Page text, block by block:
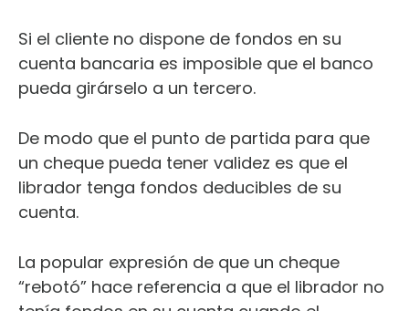
Si el cliente no dispone de fondos en su
cuenta bancaria es imposible que el banco
pueda girárselo a un tercero.
De modo que el punto de partida para que
un cheque pueda tener validez es que el
librador tenga fondos deducibles de su
cuenta.
La popular expresión de que un cheque
“rebotó” hace referencia a que el librador no